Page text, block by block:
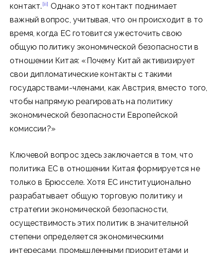
контакт. [ii] Однако этот контакт поднимает
важный вопрос, учитывая, что он происходит в то
время, когда ЕС готовится ужесточить свою
общую политику экономической безопасности в
отношении Китая: «Почему Китай активизирует
свои дипломатические контакты с такими
государствами-членами, как Австрия, вместо того,
чтобы напрямую реагировать на политику
экономической безопасности Европейской
комиссии?»
Ключевой вопрос здесь заключается в том, что
политика ЕС в отношении Китая формируется не
только в Брюсселе. Хотя ЕС институционально
разрабатывает общую торговую политику и
стратегии экономической безопасности,
осуществимость этих политик в значительной
степени определяется экономическими
интересами, промышленными приоритетами и